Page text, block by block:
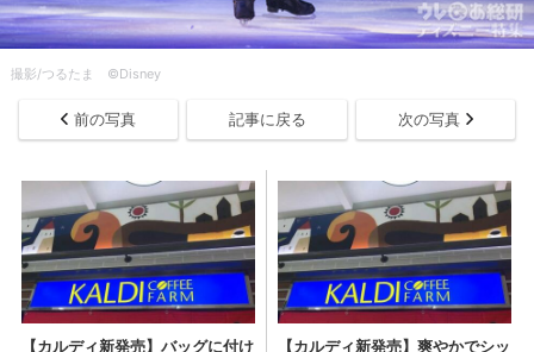
撮影/つるたま ©Disney
前の写真 記事に戻る 次の写真